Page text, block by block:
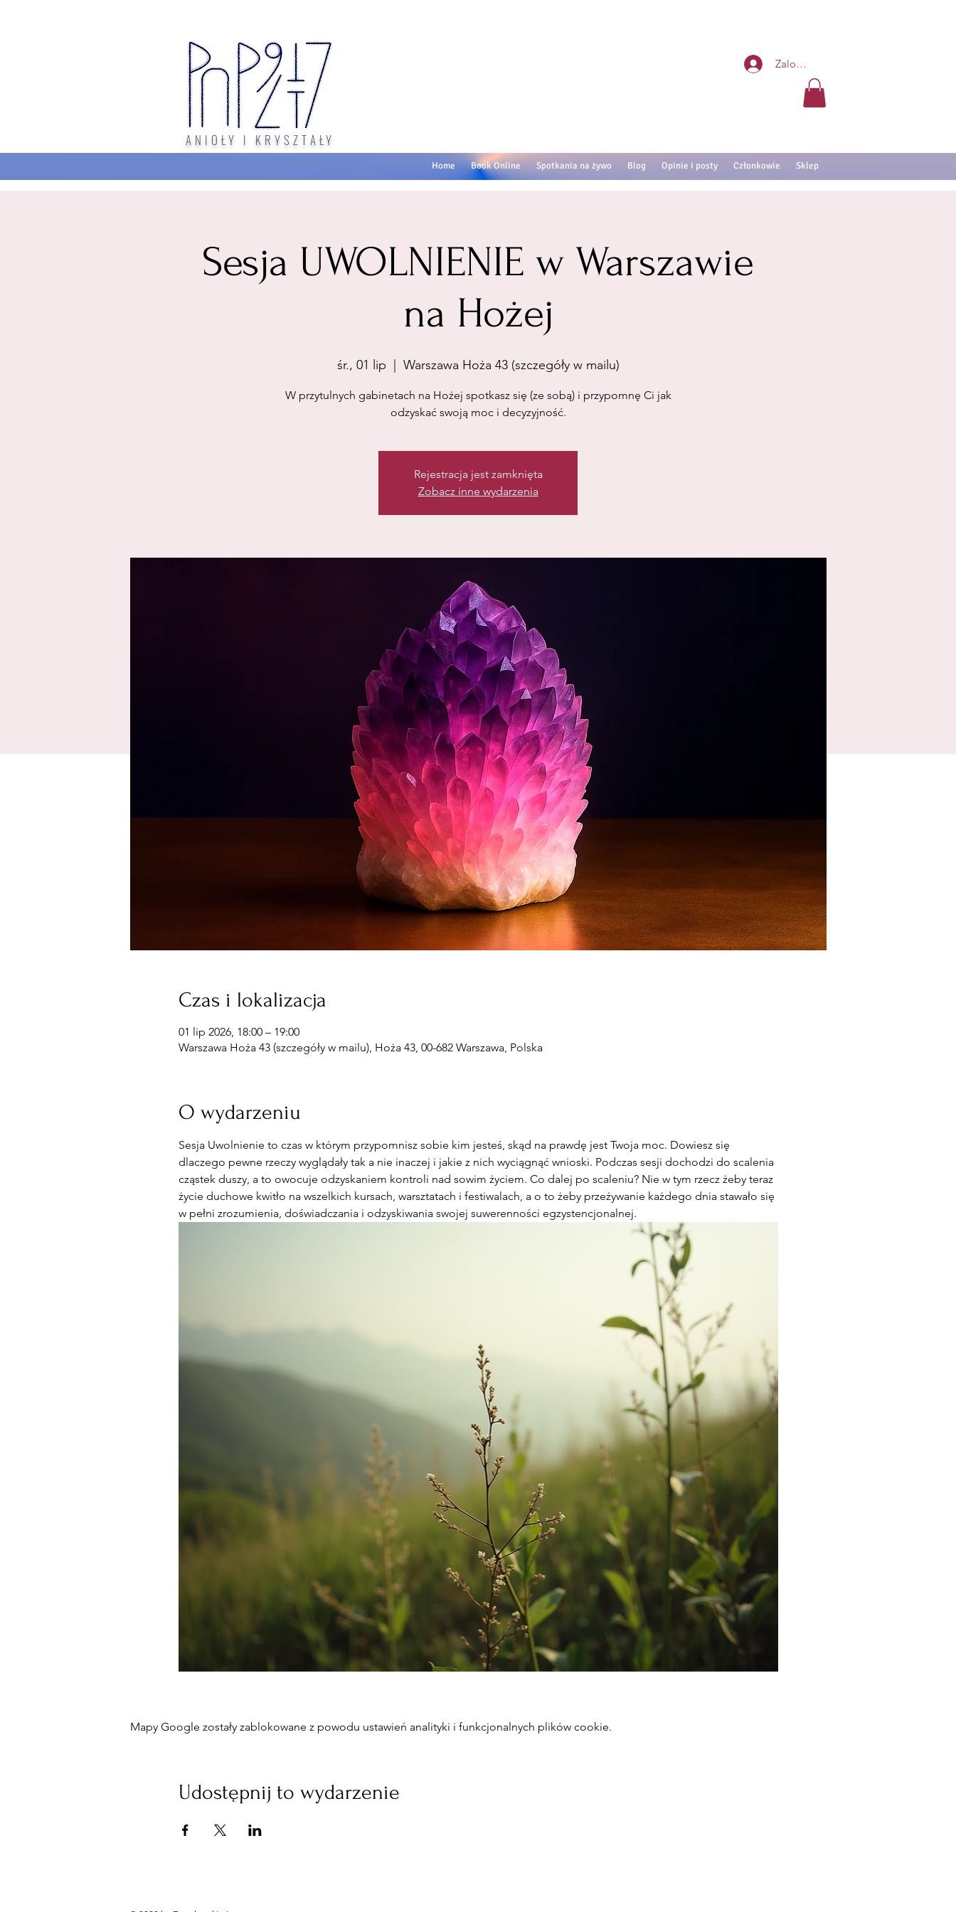
Zaloguj się
Home Book Online Spotkania na żywo Blog Opinie i posty Członkowie Sklep
ANIOŁY I KRYSZTAŁY
Sesja UWOLNIENIE w Warszawie
na Hożej
śr., 01 lip
  |
Warszawa Hoża 43 (szczegóły w mailu)
W przytulnych gabinetach na Hożej spotkasz się (ze sobą) i przypomnę Ci jak
odzyskać swoją moc i decyzyjność.
Rejestracja jest zamknięta
Zobacz inne wydarzenia
Czas i lokalizacja
01 lip 2026, 18:00 – 19:00
Warszawa Hoża 43 (szczegóły w mailu), Hoża 43, 00-682 Warszawa, Polska
O wydarzeniu
Sesja Uwolnienie to czas w którym przypomnisz sobie kim jesteś, skąd na prawdę jest Twoja moc. Dowiesz się
dlaczego pewne rzeczy wyglądały tak a nie inaczej i jakie z nich wyciągnąć wnioski. Podczas sesji dochodzi do scalenia
cząstek duszy, a to owocuje odzyskaniem kontroli nad sowim życiem. Co dalej po scaleniu? Nie w tym rzecz żeby teraz
życie duchowe kwitło na wszelkich kursach, warsztatach i festiwalach, a o to żeby przeżywanie każdego dnia stawało się
w pełni zrozumienia, doświadczania i odzyskiwania swojej suwerenności egzystencjonalnej.
Mapy Google zostały zablokowane z powodu ustawień analityki i funkcjonalnych plików cookie.
Udostępnij to wydarzenie